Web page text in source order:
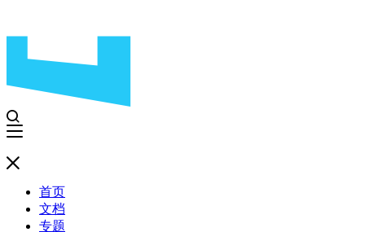
首页
文档
专题